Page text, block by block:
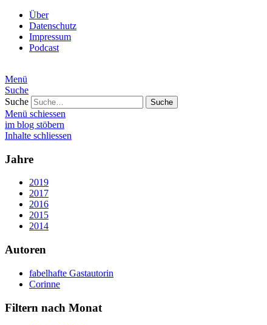
Über
Datenschutz
Impressum
Podcast
Menü
Suche
Suche
Menü schiessen
im blog stöbern
Inhalte schliessen
Jahre
2019
2017
2016
2015
2014
Autoren
fabelhafte Gastautorin
Corinne
Filtern nach Monat